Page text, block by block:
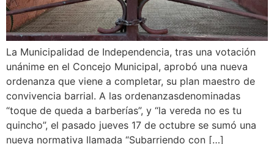
La Municipalidad de Independencia, tras una votación
unánime en el Concejo Municipal, aprobó una nueva
ordenanza que viene a completar, su plan maestro de
convivencia barrial. A las ordenanzasdenominadas
“toque de queda a barberías”, y “la vereda no es tu
quincho”, el pasado jueves 17 de octubre se sumó una
nueva normativa llamada “Subarriendo con […]